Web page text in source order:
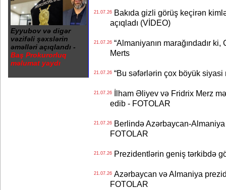
Eyyubov və digər
vəzifəli şəxslərin
əməlləri açıqlandı -
Baş Prokurorluq
məlumat yaydı
21.07.26Bakıda gizli görüş keçirən
açıqladı (VİDEO)
21.07.26“Almaniyanın marağındadır
Merts
21.07.26“Bu səfərlərin çox böyük siyasi
21.07.26İlham Əliyev və Fridrix Merz
edib - FOTOLAR
21.07.26Berlində Azərbaycan-Almaniya
FOTOLAR
21.07.26Prezidentlərin geniş tərkibdə
21.07.26Azərbaycan və Almaniya
FOTOLAR